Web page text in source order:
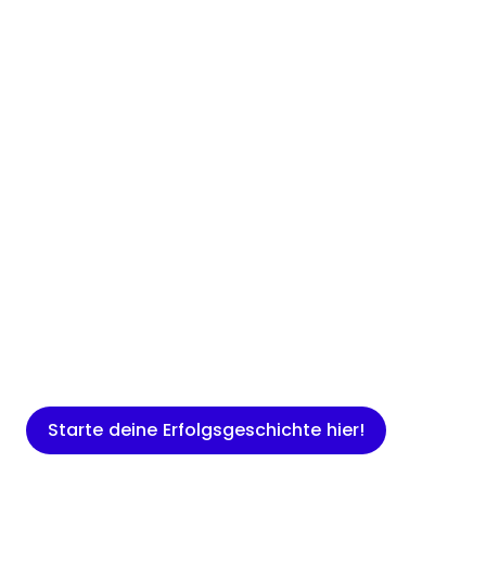
Starte deine Erfolgsgeschichte hier!